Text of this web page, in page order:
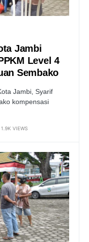
Jambi
Level 4
Sembako
Jambi, Syarif
kompensasi
1.9K VIEWS